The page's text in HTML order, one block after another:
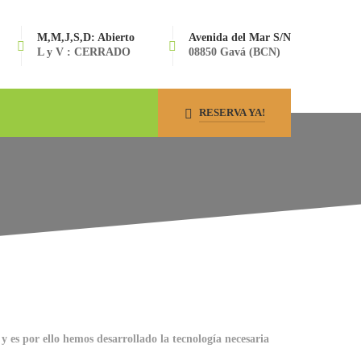
Avenida del Mar S/N
08850 Gavá (BCN)
M,M,J,S,D: Abierto
L y V : CERRADO
RESERVA YA!
por ello hemos desarrollado la tecnología necesaria